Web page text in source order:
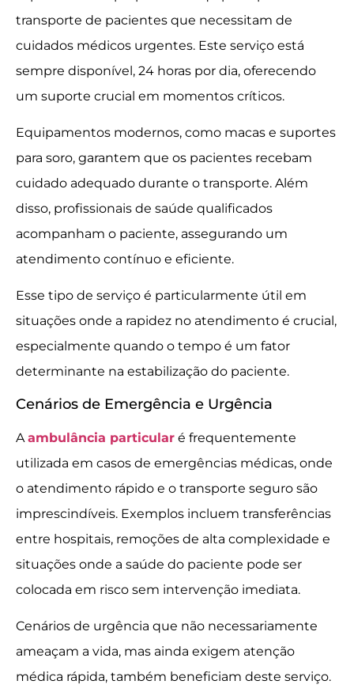
transporte de pacientes que necessitam de
cuidados médicos urgentes. Este serviço está
sempre disponível, 24 horas por dia, oferecendo
um suporte crucial em momentos críticos.
Equipamentos modernos, como macas e suportes
para soro, garantem que os pacientes recebam
cuidado adequado durante o transporte. Além
disso, profissionais de saúde qualificados
acompanham o paciente, assegurando um
atendimento contínuo e eficiente.
Esse tipo de serviço é particularmente útil em
situações onde a rapidez no atendimento é crucial,
especialmente quando o tempo é um fator
determinante na estabilização do paciente.
Cenários de Emergência e Urgência
A ambulância particular é frequentemente
utilizada em casos de emergências médicas, onde
o atendimento rápido e o transporte seguro são
imprescindíveis. Exemplos incluem transferências
entre hospitais, remoções de alta complexidade e
situações onde a saúde do paciente pode ser
colocada em risco sem intervenção imediata.
Cenários de urgência que não necessariamente
ameaçam a vida, mas ainda exigem atenção
médica rápida, também beneficiam deste serviço.